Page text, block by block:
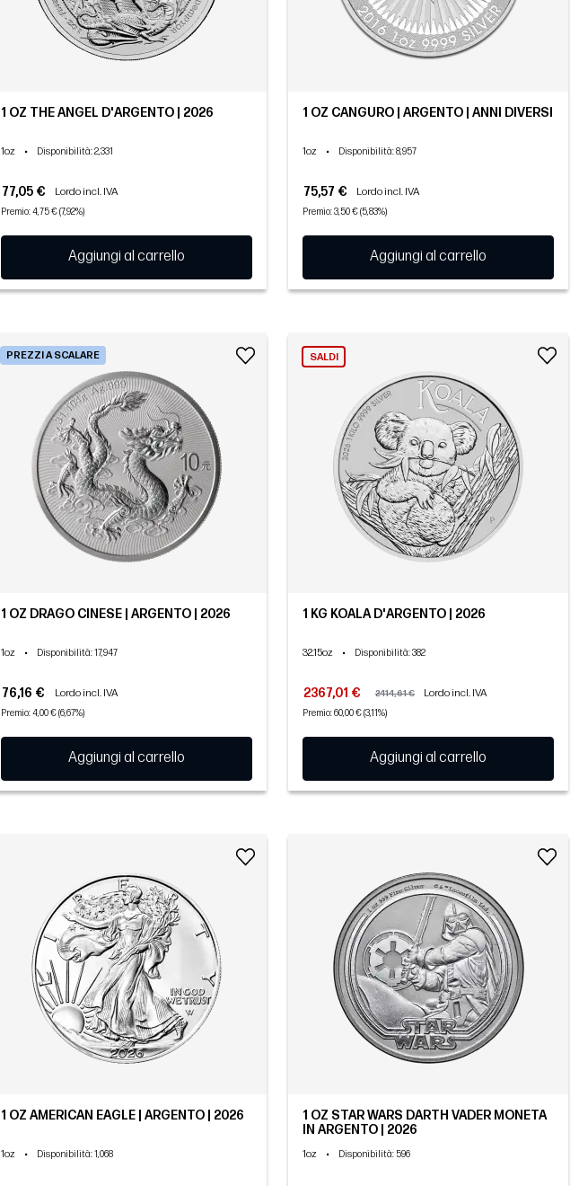
1 OZ THE ANGEL D'ARGENTO | 2026
1oz • Disponibilità: 2,331
77,05 € Lordo incl. IVA
Premio: 4,75 € (7,92%)
Aggiungi al carrello
1 OZ CANGURO | ARGENTO | ANNI DIVERSI
1oz • Disponibilità: 8,957
75,57 € Lordo incl. IVA
Premio: 3,50 € (5,83%)
Aggiungi al carrello
PREZZI A SCALARE
1 OZ DRAGO CINESE | ARGENTO | 2026
1oz • Disponibilità: 17,947
76,16 € Lordo incl. IVA
Premio: 4,00 € (6,67%)
Aggiungi al carrello
SALDI
1 KG KOALA D'ARGENTO | 2026
32.15oz • Disponibilità: 382
2367,01 € 2414,61 € Lordo incl. IVA
Premio: 60,00 € (3,11%)
Aggiungi al carrello
1 OZ AMERICAN EAGLE | ARGENTO | 2026
1oz • Disponibilità: 1,068
1 OZ STAR WARS DARTH VADER MONETA
IN ARGENTO | 2026
1oz • Disponibilità: 596